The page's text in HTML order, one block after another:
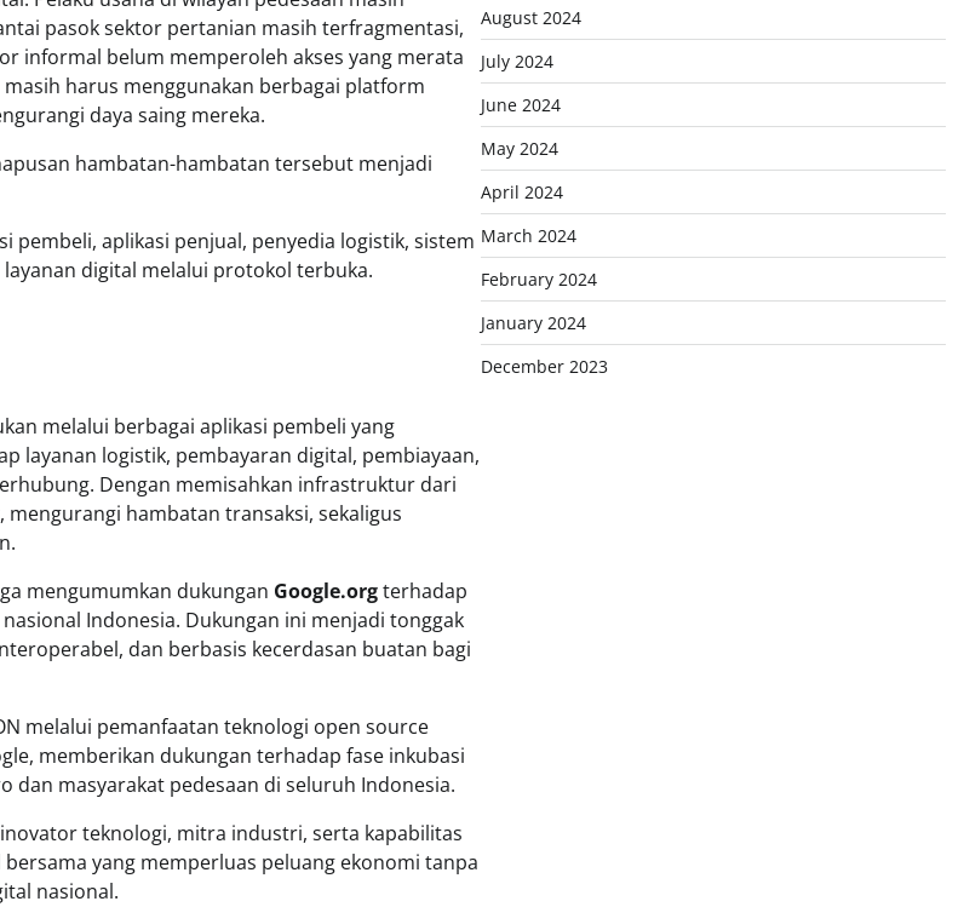
pasok sektor pertanian masih terfragmentasi,
informal belum memperoleh akses yang merata
harus menggunakan berbagai platform
daya saing mereka.
hambatan-hambatan tersebut menjadi
pembeli, aplikasi penjual, penyedia logistik, sistem
digital melalui protokol terbuka.
melalui berbagai aplikasi pembeli yang
layanan logistik, pembayaran digital, pembiayaan,
Dengan memisahkan infrastruktur dari
hambatan transaksi, sekaligus
mengumumkan dukungan Google.orgterhadap
Indonesia. Dukungan ini menjadi tonggak
dan berbasis kecerdasan buatan bagi
melalui pemanfaatan teknologi open source
memberikan dukungan terhadap fase inkubasi
dan masyarakat pedesaan di seluruh Indonesia.
teknologi, mitra industri, serta kapabilitas
yang memperluas peluang ekonomi tanpa
nasional.
August 2024
July 2024
June 2024
May 2024
April 2024
March 2024
February 2024
January 2024
December 2023